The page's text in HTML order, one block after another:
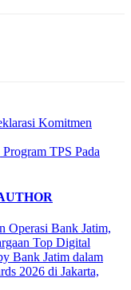
Komitmen
TPS Pada